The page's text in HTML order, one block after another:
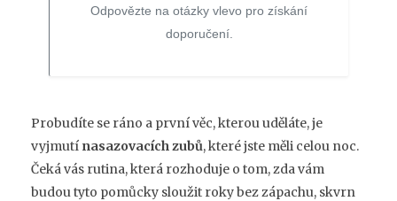
Odpovězte na otázky vlevo pro získání
doporučení.
Probudíte se ráno a první věc, kterou uděláte, je
vyjmutí nasazovacích zubů, které jste měli celou noc.
Čeká vás rutina, která rozhoduje o tom, zda vám
budou tyto pomůcky sloužit roky bez zápachu, skvrn